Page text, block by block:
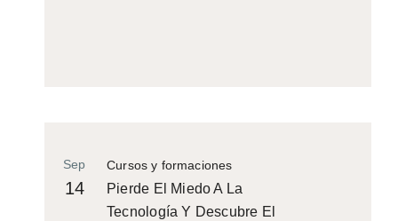
Cursos y formaciones
Sep
14
Pierde El Miedo A La
Tecnología Y Descubre El